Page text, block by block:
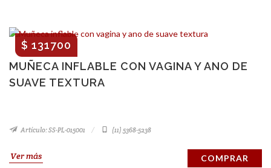
MUÑECA INFLABLE CON VAGINA Y ANO DE
SUAVE TEXTURA
$ 131700
Artículo: SS-PL-015001 (11) 5368-5238
Ver más COMPRAR